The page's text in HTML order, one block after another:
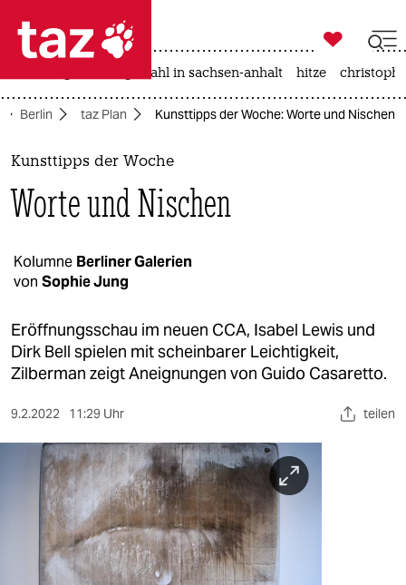
 taz zahl ich
taz zahl ich
themen
politik
gesellschaft
kultur
sport
berlin
nord
wahrheit
verlag
verlag

taz zahl ich
landtagswahl in sachsen-anhalt hitze
Berlin taz Plan Kunsttipps der Woche: Worte und Nischen
Kunsttipps der Woche
Worte und Nischen
Kolumne Berliner Galerien
von Sophie Jung
Eröffnungsschau im neuen CCA, Isabel Lewis und
Dirk Bell spielen mit scheinbarer Leichtigkeit,
Zilberman zeigt Aneignungen von Guido Casaretto.
9.2.2022 11:29 Uhr teilen